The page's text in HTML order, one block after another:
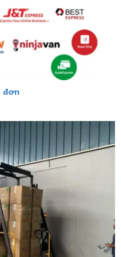
đơn